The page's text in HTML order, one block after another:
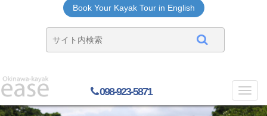
Book Your Kayak Tour in English
098-923-5871